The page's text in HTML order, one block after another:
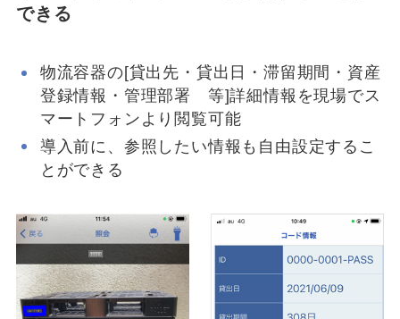
できる
物流容器の[貸出先・貸出日・滞留期間・資産
登録情報・管理部署 等]詳細情報を現場でス
マートフォンより閲覧可能
導入前に、参照したい情報も自由設定するこ
とができる